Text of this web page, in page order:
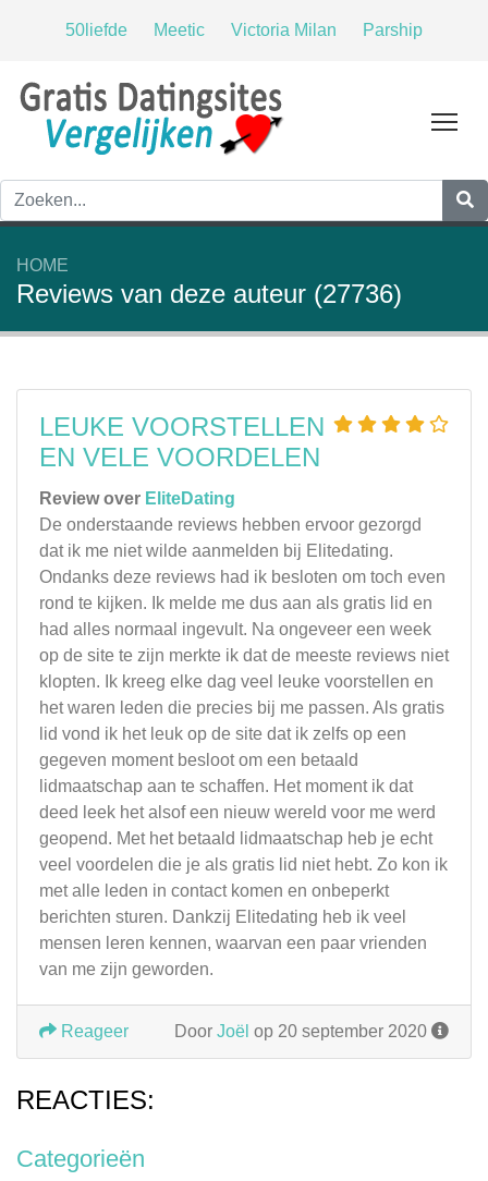
50liefde Meetic Victoria Milan Parship
HOME
Reviews van deze auteur (27736)
Categorieën
LEUKE VOORSTELLEN
EN VELE VOORDELEN
Review over EliteDating
De onderstaande reviews hebben ervoor gezorgd
dat ik me niet wilde aanmelden bij Elitedating.
Ondanks deze reviews had ik besloten om toch even
rond te kijken. Ik melde me dus aan als gratis lid en
had alles normaal ingevult. Na ongeveer een week
op de site te zijn merkte ik dat de meeste reviews niet
klopten. Ik kreeg elke dag veel leuke voorstellen en
het waren leden die precies bij me passen. Als gratis
lid vond ik het leuk op de site dat ik zelfs op een
gegeven moment besloot om een betaald
lidmaatschap aan te schaffen. Het moment ik dat
deed leek het alsof een nieuw wereld voor me werd
geopend. Met het betaald lidmaatschap heb je echt
veel voordelen die je als gratis lid niet hebt. Zo kon ik
met alle leden in contact komen en onbeperkt
berichten sturen. Dankzij Elitedating heb ik veel
mensen leren kennen, waarvan een paar vrienden
van me zijn geworden.
Door Joël op 20 september 2020
Reageer
REACTIES: